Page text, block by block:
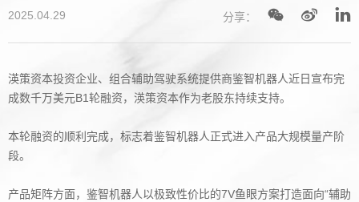
2025.04.29 分享：
渶策资本投资企业、组合辅助驾驶系统提供商鉴智机器人近日宣布完
成数千万美元B1轮融资，渶策资本作为老股东持续支持。
本轮融资的顺利完成，标志着鉴智机器人正式进入产品大规模量产阶
段。
产品矩阵方面，鉴智机器人以极致性价比的7V鱼眼方案打造面向“辅助